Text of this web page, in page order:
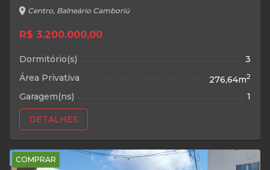
location_on Centro, Balneário Camboriú
R$ 3.200.000,00
Dormitório(s)
3
Área Privativa
276,64m2
Garagem(ns) 1
DETALHES
COMPRAR